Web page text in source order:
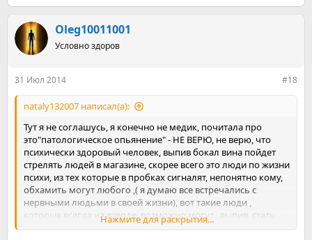
Oleg10011001
Условно здоров
31 Июл 2014 #18
nataly132007 написал(а):
Тут я не соглашусь, я конечно не медик, почитала про
это"патологическое опьянение" - НЕ ВЕРЮ, не верю, что
психически здоровый человек, выпив бокал вина пойдет
стрелять людей в магазине, скорее всего это люди по жизни
психи, из тех которые в пробках сигналят, непонятно кому,
обхамить могут любого ,( я думаю все встречались с
нервными людьми в своей жизни), вот такие люди ,
которые всегда на взводе, возможно могут , выпив, стать
агрессивными, но опять же, выпить надо не меньше
Нажмите для раскрытия...